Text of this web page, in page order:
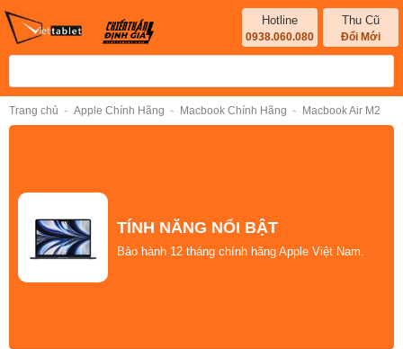
Hotline
0938.060.080
Thu Cũ
Đổi Mới
Trang chủ - Apple Chính Hãng - Macbook Chính Hãng - Macbook Air M2
TÍNH NĂNG NỔI BẬT
Bảo hành 12 tháng chính hãng Apple Việt Nam.